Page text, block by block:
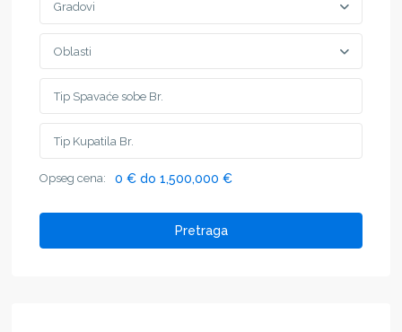
Gradovi
Oblasti
Opseg cena: 0 € do 1,500,000 €
Pretraga